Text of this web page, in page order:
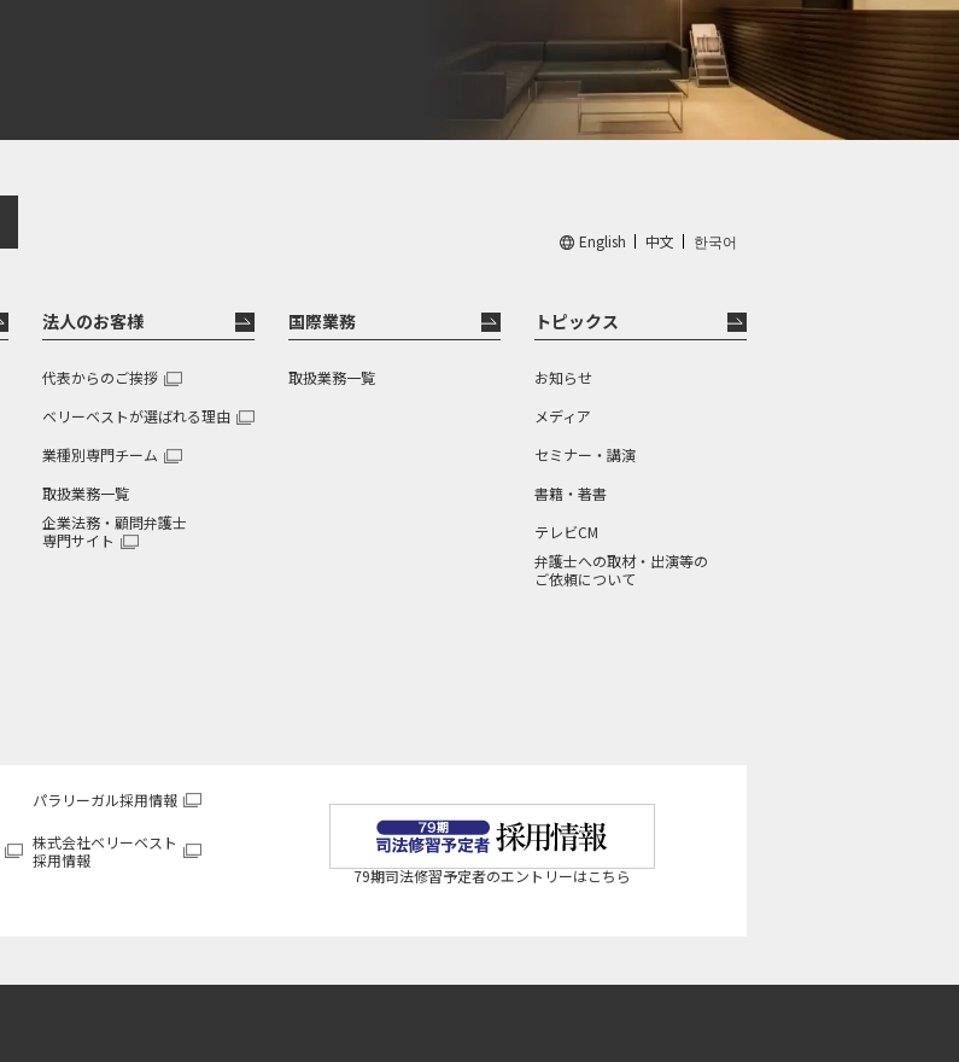
English 中文 한국어
法人のお客様
代表からのご挨拶
ベリーベストが選ばれる理由
業種別専門チーム
取扱業務一覧
企業法務・顧問弁護士
専門サイト
国際業務
取扱業務一覧
トピックス
お知らせ
メディア
セミナー・講演
書籍・著書
テレビCM
弁護士への取材・出演等の
ご依頼について
パラリーガル採用情報
株式会社ベリーベスト
採用情報
79期司法修習予定者のエントリーはこちら